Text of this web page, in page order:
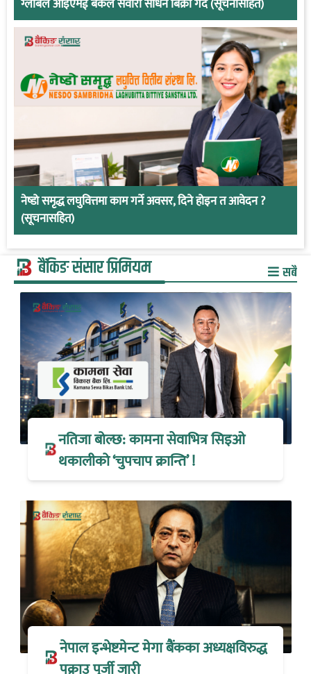
नेष्डो समृद्ध लघुवित्तमा काम गर्ने अवसर, दिने होइन त आवेदन ?
(सूचनासहित)
बैंकिङ संसार प्रिमियम सबै
नतिजा बोल्छ: कामना सेवाभित्र सिइओ
थकालीको ‘चुपचाप क्रान्ति’ !
नेपाल इन्भेष्टमेन्ट मेगा बैंकका अध्यक्षविरुद्ध